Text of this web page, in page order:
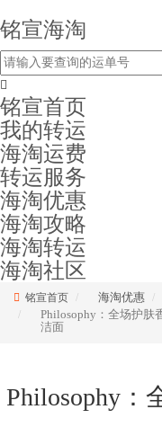
铭宣海淘
铭宣首页
我的转运
海淘运费
转运服务
海淘优惠
海淘攻略
海淘转运
海淘社区
铭宣首页 海淘优惠
Philosophy：全场护肤
洁面
Philosophy：